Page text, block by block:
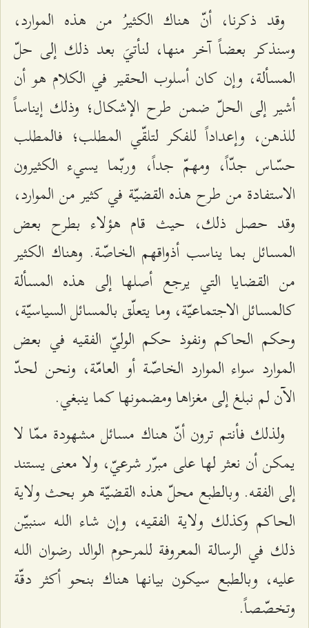
وقد ذكرنا، أنّ هناك الكثيرُ من هذه الموارد،
وسنذكر بعضاً آخر منها، لنأتيَ بعد ذلك إلى حلّ
المسألة، وإن كان أسلوب الحقير في الكلام هو أن
أشير إلى الحلّ ضمن طرح الإشكال؛ وذلك إيناساً
للذهن، وإعداداً للفكر لتلقّي المطلب؛ فالمطلب
حسّاس جدّاً، ومهمّ جداً، وربّما يسيء الكثيرون
الاستفادة من طرح هذه القضيّة في كثير من الموارد،
وقد حصل ذلك، حيث قام هؤلاء بطرح بعض
المسائل بما يناسب أذواقهم الخاصّة. وهناك الكثير
من القضايا التي يرجع أصلها إلى هذه المسألة
كالمسائل الاجتماعيّة، وما يتعلّق بالمسائل السياسيّة،
وحكم الحاكم ونفوذ حكم الوليّ الفقيه في بعض
الموارد سواء الموارد الخاصّة أو العامّة، ونحن لحدّ
الآن لم نبلغ إلى مغزاها ومضمونها كما ينبغي.
ولذلك فأنتم ترون أنّ هناك مسائل مشهودة ممّا لا
يمكن أن نعثر لها على مبرّر شرعيّ، ولا معنى يستند
إلى الفقه. وبالطبع محلّ هذه القضيّة هو بحث ولاية
الحاكم وكذلك ولاية الفقيه، وإن شاء اللـه سنبيّن
ذلك في الرسالة المعروفة للمرحوم الوالد رضوان اللـه
عليه، وبالطبع سيكون بيانها هناك بنحو أكثر دقّة
وتخصّصاً.